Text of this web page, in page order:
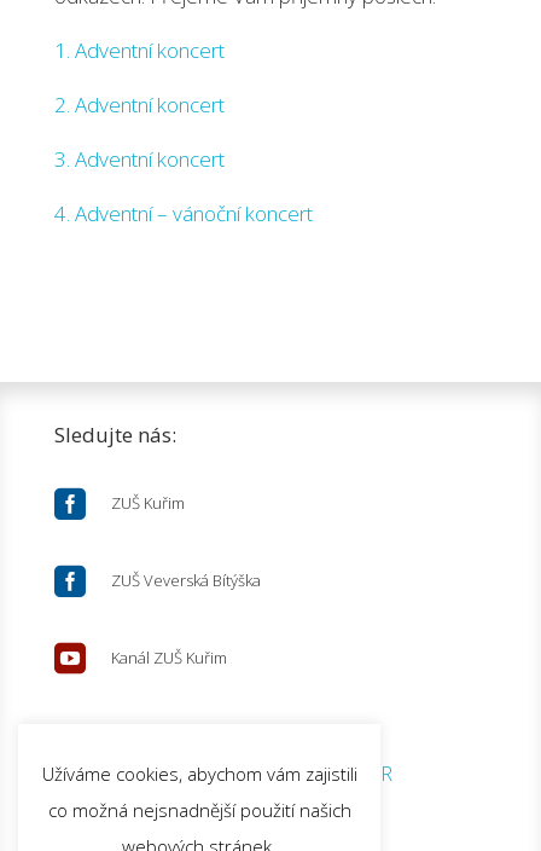
1. Adventní koncert
2. Adventní koncert
3. Adventní koncert
4. Adventní – vánoční koncert
Sledujte nás:
 ZUŠ Kuřim
 ZUŠ Veverská Bítýška
 Kanál ZUŠ Kuřim
© 2026 ZUŠ Kuřim |GDPR
Užíváme cookies, abychom vám zajistili
co možná nejsnadnější použití našich